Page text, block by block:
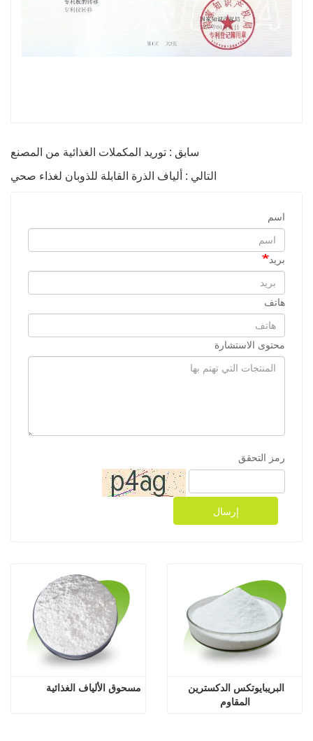
سابق : توريد المكملات الغذائية من المصنع
التالي : ألياف الذرة القابلة للذوبان لغذاء صحي
اسم
بريد
هاتف
محتوى الاستشارة
رمز التحقق
إرسال
مسحوق الألياف الغذائية
المقاوم